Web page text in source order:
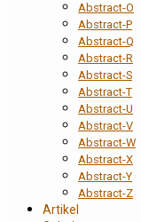
Abstract-O
Abstract-P
Abstract-Q
Abstract-R
Abstract-S
Abstract-T
Abstract-U
Abstract-V
Abstract-W
Abstract-X
Abstract-Y
Abstract-Z
Artikel